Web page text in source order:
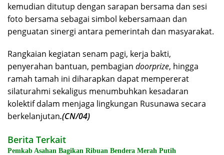
kemudian ditutup dengan sarapan bersama dan sesi
foto bersama sebagai simbol kebersamaan dan
penguatan sinergi antara pemerintah dan masyarakat.
Rangkaian kegiatan senam pagi, kerja bakti,
penyerahan bantuan, pembagian doorprize, hingga
ramah tamah ini diharapkan dapat mempererat
silaturahmi sekaligus menumbuhkan kesadaran
kolektif dalam menjaga lingkungan Rusunawa secara
berkelanjutan.(CN/04)
Berita Terkait
Pemkab Asahan Bagikan Ribuan Bendera Merah Putih